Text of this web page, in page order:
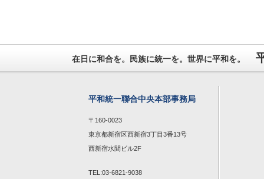
在日に和合を。民族に統一を。世界に平和を。
平和統一聯合中央本部事務局
〒160-0023
東京都新宿区西新宿3丁目3番13号
西新宿水間ビル2F
TEL:03-6821-9038